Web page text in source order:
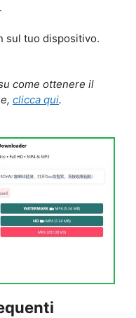
sul tuo dispositivo.
come ottenere il
clicca qui.